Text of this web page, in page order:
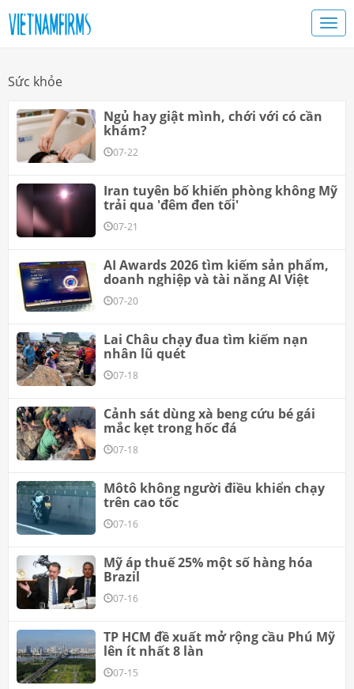
Sức khỏe
Ngủ hay giật mình, chới với có cần
khám?
07-22
Iran tuyên bố khiến phòng không Mỹ
trải qua 'đêm đen tối'
07-21
AI Awards 2026 tìm kiếm sản phẩm,
doanh nghiệp và tài năng AI Việt
07-20
Lai Châu chạy đua tìm kiếm nạn
nhân lũ quét
07-18
Cảnh sát dùng xà beng cứu bé gái
mắc kẹt trong hốc đá
07-18
Môtô không người điều khiển chạy
trên cao tốc
07-16
Mỹ áp thuế 25% một số hàng hóa
Brazil
07-16
TP HCM đề xuất mở rộng cầu Phú Mỹ
lên ít nhất 8 làn
07-15